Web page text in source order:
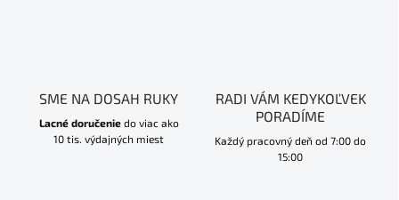
SME NA DOSAH RUKY
Lacné doručeniedo viac ako
10 tis. výdajných miest
RADI VÁM KEDYKOĽVEK
PORADÍME
Každý pracovný deň od 7:00 do
15:00